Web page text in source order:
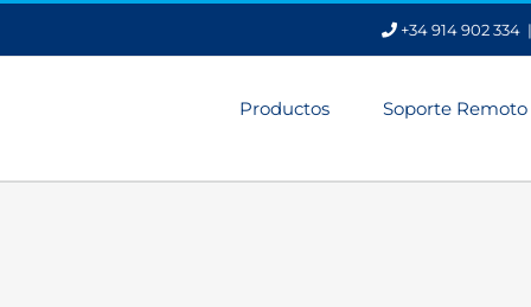
+34 914 902 334 |
Productos Soporte Remoto